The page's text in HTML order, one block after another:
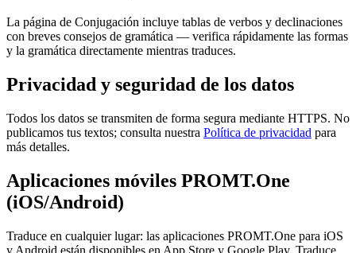
La página de Conjugación incluye tablas de verbos y declinaciones
con breves consejos de gramática — verifica rápidamente las formas
y la gramática directamente mientras traduces.
Privacidad y seguridad de los datos
Todos los datos se transmiten de forma segura mediante HTTPS. No
publicamos tus textos; consulta nuestra Política de privacidad para
más detalles.
Aplicaciones móviles PROMT.One
(iOS/Android)
Traduce en cualquier lugar: las aplicaciones PROMT.One para iOS
y Android están disponibles en App Store y Google Play. Traduce